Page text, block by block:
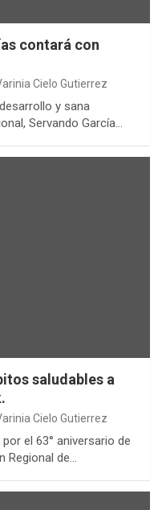
contará con
Cielo Gutierrez
y sana
Servando García…
saludables a
Cielo Gutierrez
el 63° aniversario de
Regional de…